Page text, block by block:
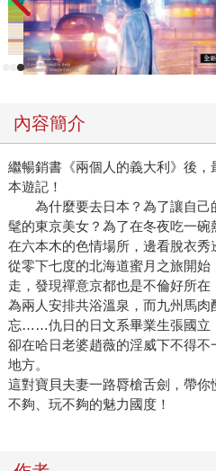
張國立的字典裡是毫無節制。
的事、有時早上發現前一天買
為了健康講了他兩句，有一次
泡麵還叫他去洗碗！真是老天
婚後從沒下過廚，他只是寫得
關他的文章，他一臉正經建議
不忘、每星期要讀五本書；還有
多歲還沒找到Mr.Right的妳，而
美食，一年旅行一大兩小……。
是他的最愛。其實他最最最愛的
覺，同列最最愛的是運動。我
安慰我說除了寫小說，其他事情
高。 感謝他的大恩大德，幸好
中不足的是每一次的經驗都要
趣，後來發現遊玩變成工作反而
座的旅行就是：牡羊的隨意會
能寫？我不用出門就可以寫兩
內容簡介
繼暢銷書《兩個人的義大利》後
本遊記！
為什麼要去日本？為了讓自己
髦的東京美女？為了在冬夜吃一
在六本木的色情場所，邊看脫衣秀
從零下七度的北海道蜜月之旅開始
走，發現禪意京都也是不倫好所
為兩人安排共浴溫泉，而九州馬
忘……仇日的日文系畢業生張國立
卻在哈日老婆趙薇的淫威下不得
地方。
這對寶貝夫妻一路脣槍舌劍，帶
不夠、玩不夠的魅力國度！